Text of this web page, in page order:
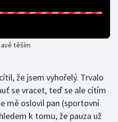
těším
že jsem vyhořelý. Trvalo
se vracet, teď se ale cítím
mě oslovil pan (sportovní
k tomu, že pauza už